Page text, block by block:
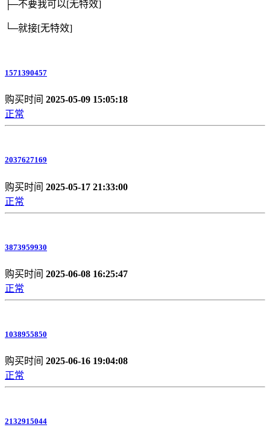
├─不要我可以[无特效]
└─就接[无特效]
1571390457
购买时间 2025-05-09 15:05:18
正常
2037627169
购买时间 2025-05-17 21:33:00
正常
3873959930
购买时间 2025-06-08 16:25:47
正常
1038955850
购买时间 2025-06-16 19:04:08
正常
2132915044